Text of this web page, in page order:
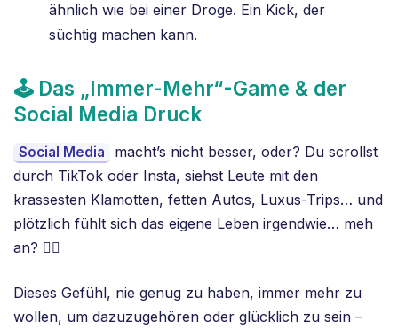
ähnlich wie bei einer Droge. Ein Kick, der
süchtig machen kann.
🕹️ Das „Immer-Mehr“-Game & der
Social Media Druck
Social Media
macht’s nicht besser, oder? Du scrollst
durch TikTok oder Insta, siehst Leute mit den
krassesten Klamotten, fetten Autos, Luxus-Trips… und
plötzlich fühlt sich das eigene Leben irgendwie… meh
an? 🤷‍♀️
Dieses Gefühl, nie genug zu haben, immer mehr zu
wollen, um dazuzugehören oder glücklich zu sein –